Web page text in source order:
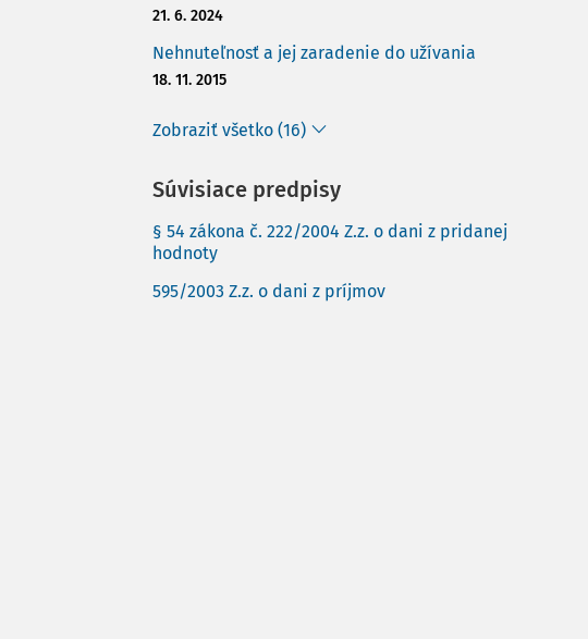
21. 6. 2024
Nehnuteľnosť a jej zaradenie do užívania
18. 11. 2015
Zobraziť všetko (16)
Súvisiace predpisy
§ 54 zákona č. 222/2004 Z.z. o dani z pridanej
hodnoty
595/2003 Z.z. o dani z príjmov